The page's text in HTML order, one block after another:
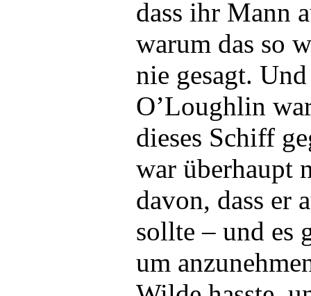
dass ihr Mann
warum das so
nie gesagt.
O’Loughlin
dieses Schiff
war überhaupt
davon, dass er
sollte – und es
um